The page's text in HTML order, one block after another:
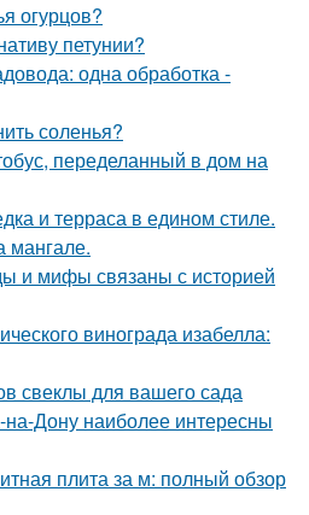
огурцов?
петунии?
одна обработка -
соленья?
переделанный в дом на
и терраса в едином стиле.
мангале.
и мифы связаны с историей
винограда изабелла:
свеклы для вашего сада
на-Дону наиболее интересны
плита за м: полный обзор